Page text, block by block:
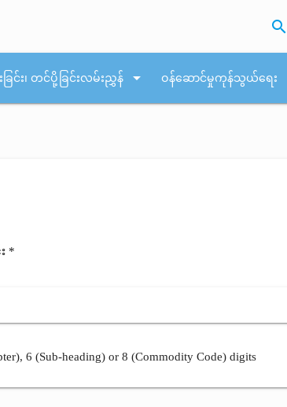
search
ြင်း၊ တင်ပို့ခြင်းလမ်းညွှန် arrow_drop_down ဝန်ဆောင်မှုကုန်သွယ်ရေး
*
6 (Sub-heading) or 8 (Commodity Code) digits